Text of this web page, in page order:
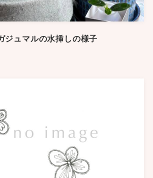
ジュマルの水挿しの様子